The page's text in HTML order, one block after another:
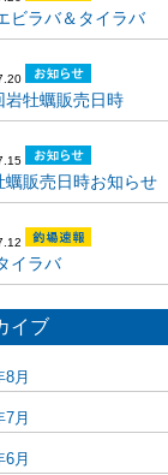
ビラバ＆タイラバ
牡蠣販売日時
販売日時お知らせ
イラバ
イブ
8月
7月
6月